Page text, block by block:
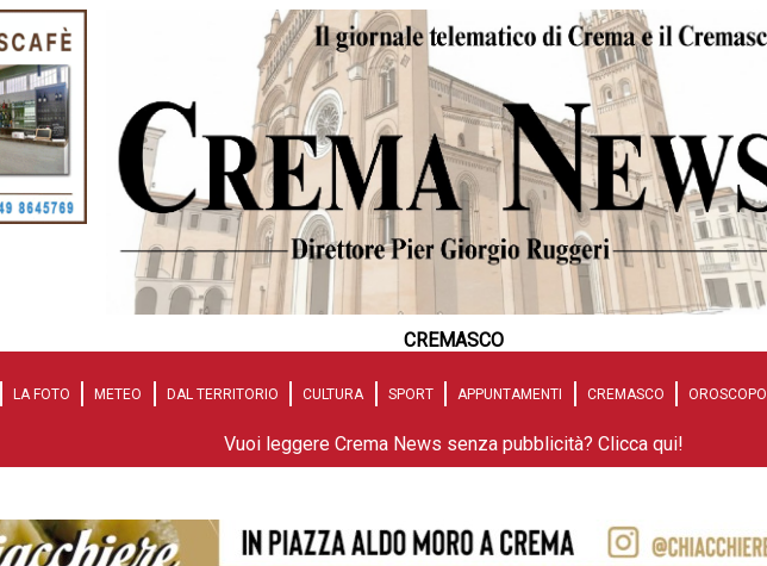
CREMASCO
LA FOTO METEO DAL TERRITORIO CULTURA SPORT APPUNTAMENTI CREMASCO OROSCOPO
Vuoi leggere Crema News senza pubblicità? Clicca qui!